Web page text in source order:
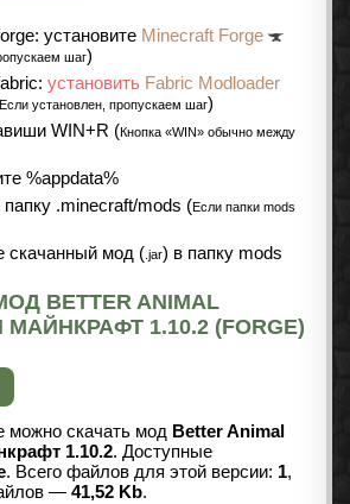
установите Minecraft Forge
шаг)
установить Fabric Modloader
Если установлен, пропускаем шаг)
WIN+R (Кнопка «WIN» обычно между
%appdata%
.minecraft/mods (Если папки mods
скачанный мод (.jar) в папку mods
BETTER ANIMAL
МАЙНКРАФТ 1.10.2 (FORGE)
можно скачать мод Better Animal
1.10.2. Доступные
. Всего файлов для этой версии: 1,
— 41,52 Kb.